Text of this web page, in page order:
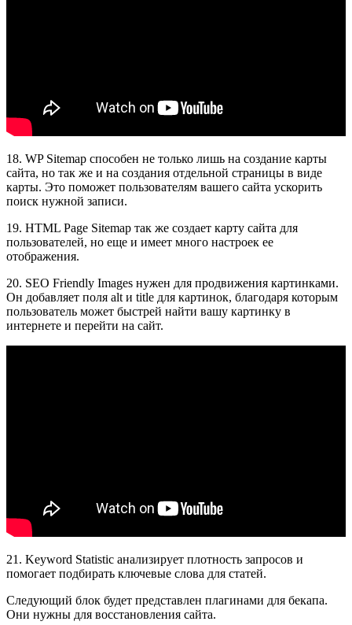
18. WP Sitemap способен не только лишь на создание карты
сайта, но так же и на создания отдельной страницы в виде
карты. Это поможет пользователям вашего сайта ускорить
поиск нужной записи.
19. HTML Page Sitemap так же создает карту сайта для
пользователей, но еще и имеет много настроек ее
отображения.
20. SEO Friendly Images нужен для продвижения картинками.
Он добавляет поля alt и title для картинок, благодаря которым
пользователь может быстрей найти вашу картинку в
интернете и перейти на сайт.
21. Keyword Statistic анализирует плотность запросов и
помогает подбирать ключевые слова для статей.
Следующий блок будет представлен плагинами для бекапа.
Они нужны для восстановления сайта.